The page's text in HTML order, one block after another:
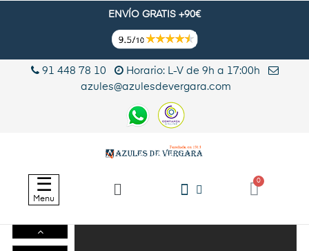
ENVÍO GRATIS +90€
91 448 78 10
Horario: L-V de 9h a 17:00h
azules@azulesdevergara.com
Navegación
de
palanca
☰
Menu